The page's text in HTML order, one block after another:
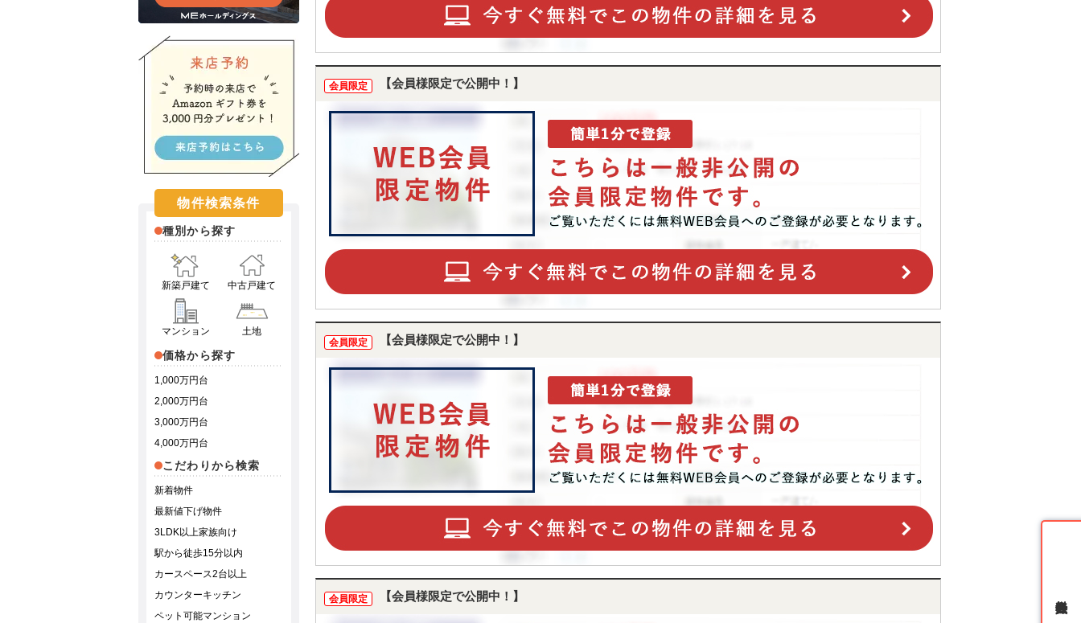
会員限定 【会員様限定で公開中！】
会員限定 【会員様限定で公開中！】
会員限定 【会員様限定で公開中！】
物件検索条件
種別から探す
新築戸建て 中古戸建て
マンション 土地
価格から探す
1,000万円台
2,000万円台
3,000万円台
4,000万円台
こだわりから検索
新着物件
最新値下げ物件
3LDK以上家族向け
駅から徒歩15分以内
カースペース2台以上
カウンターキッチン
ペット可能マンション